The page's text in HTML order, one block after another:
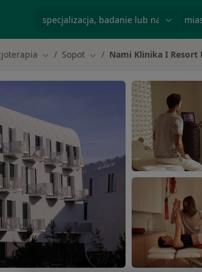
Zmień miasto
Sopot Zmień miasto
Nami Klinika I Resort